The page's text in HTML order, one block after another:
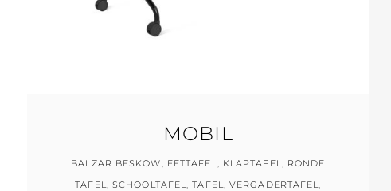
MOBIL
BALZAR BESKOW, EETTAFEL, KLAPTAFEL, RONDE
TAFEL, SCHOOLTAFEL,TAFEL,VERGADERTAFEL,